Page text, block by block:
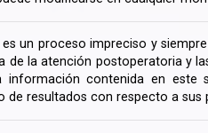
es un proceso impreciso y
de la atención postoperatoria y
información contenida en este
de resultados con respecto a sus